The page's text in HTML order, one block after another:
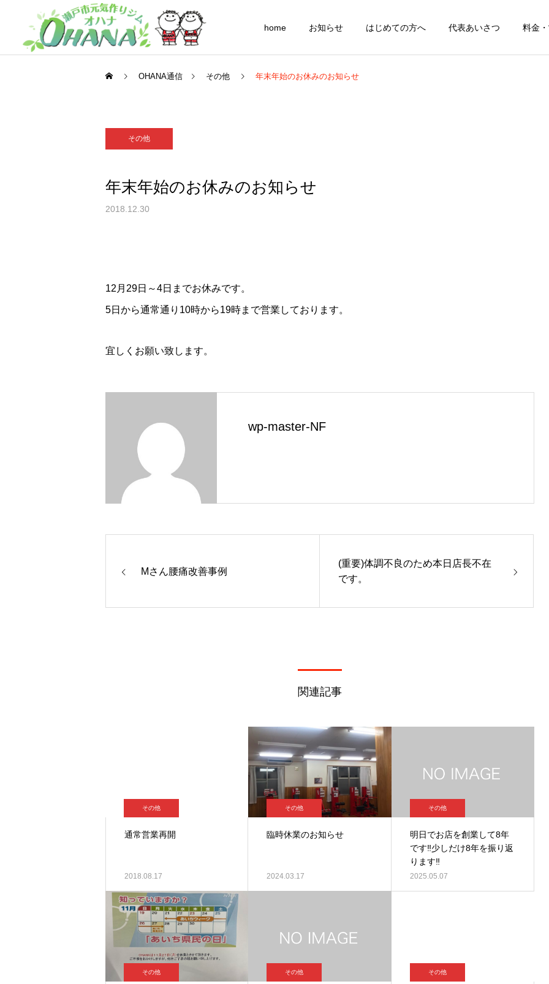
home お知らせ はじめての方へ 代表あいさつ 料金
OHANA通信 その他 年末年始のお休みのお知らせ
その他
年末年始のお休みのお知らせ
2018.12.30
12月29日～4日までお休みです。
5日から通常通り10時から19時まで営業しております。
宜しくお願い致します。
wp-master-NF
Mさん腰痛改善事例
(重要)体調不良のため本日店長不在
です。
関連記事
その他
通常営業再開
2018.08.17
その他
臨時休業のお知らせ
2024.03.17
その他
明日でお店を創業して8年
です‼︎少しだけ8年を振り返
ります‼︎
2025.05.07
その他 その他 その他